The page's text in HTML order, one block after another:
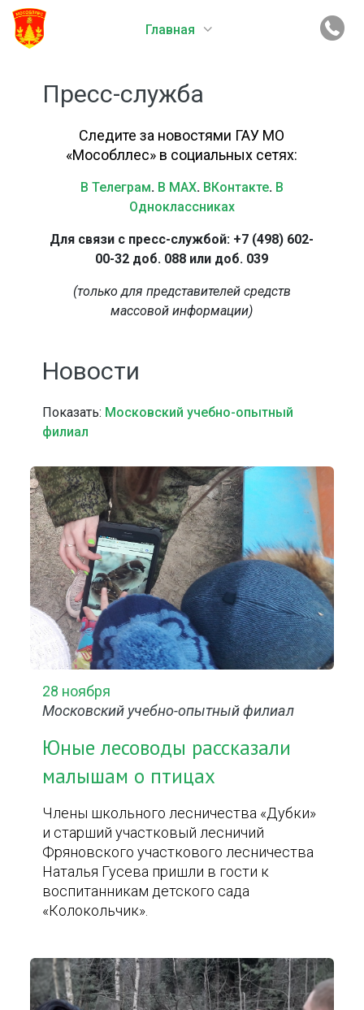
Главная
Пресс-служба
Следите за новостями ГАУ МО
«Мособллес» в социальных сетях:
В Телеграм. В MAX. ВКонтакте. В
Одноклассниках
Для связи с пресс-службой: +7 (498) 602-
00-32 доб. 088 или доб. 039
(только для представителей средств
массовой информации)
Новости
Показать: Московский учебно-опытный
филиал
28 ноября
Московский учебно-опытный филиал
Юные лесоводы рассказали
малышам о птицах
Члены школьного лесничества «Дубки»
и старший участковый лесничий
Фряновского участкового лесничества
Наталья Гусева пришли в гости к
воспитанникам детского сада
«Колокольчик».